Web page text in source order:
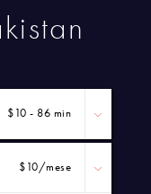
$10 - 86 min
$10/mese